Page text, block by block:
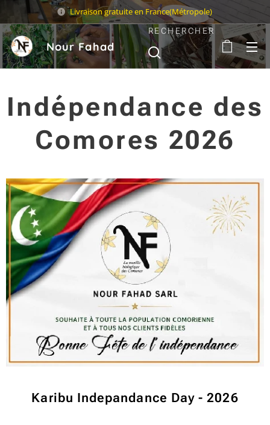
Livraison gratuite en France(Métropole)
Nour Fahad
Sarl
RECHERCHER
Indépendance des
Comores 2026
Karibu Indepandance Day - 2026